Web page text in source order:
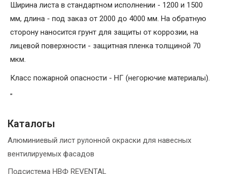
Ширина листа в стандартном исполнении - 1200 и 1500
мм, длина - под заказ от 2000 до 4000 мм. На обратную
сторону наносится грунт для защиты от коррозии, на
лицевой поверхности - защитная пленка толщиной 70
мкм.
Класс пожарной опасности - НГ (негорючие материалы).
"
Каталогы
Алюминиевый лист рулонной окраски для навесных
вентилируемых фасадов
Подсистема НВФ REVENTAL